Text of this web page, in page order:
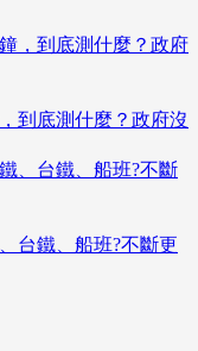
到底測什麼？政府沒
台鐵、船班?不斷更